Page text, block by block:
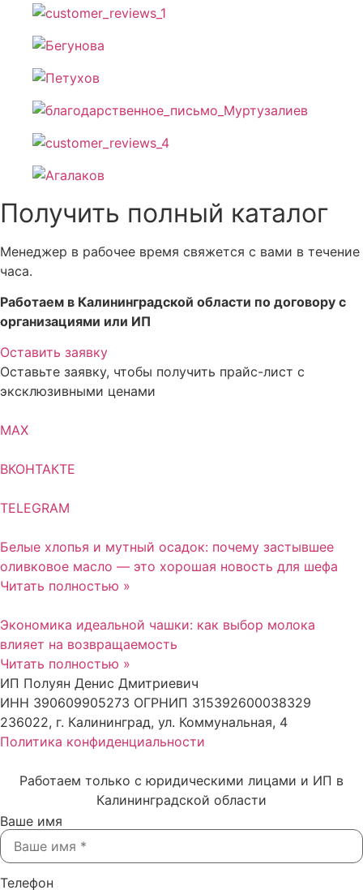
Получить полный каталог
Менеджер в рабочее время свяжется с вами в течение
часа.
Работаем в Калининградской области по договору с
организациями или ИП
Оставить заявку
Оставьте заявку, чтобы получить прайс-лист с
эксклюзивными ценами
MAX
ВКОНТАКТЕ
TELEGRAM
Белые хлопья и мутный осадок: почему застывшее
оливковое масло — это хорошая новость для шефа
Читать полностью »
Экономика идеальной чашки: как выбор молока
влияет на возвращаемость
Читать полностью »
ИП Полуян Денис Дмитриевич
ИНН 390609905273 ОГРНИП 315392600038329
236022, г. Калининград, ул. Коммунальная, 4
Политика конфиденциальности
Работаем только с юридическими лицами и ИП в
Калининградской области
Ваше имя
Телефон